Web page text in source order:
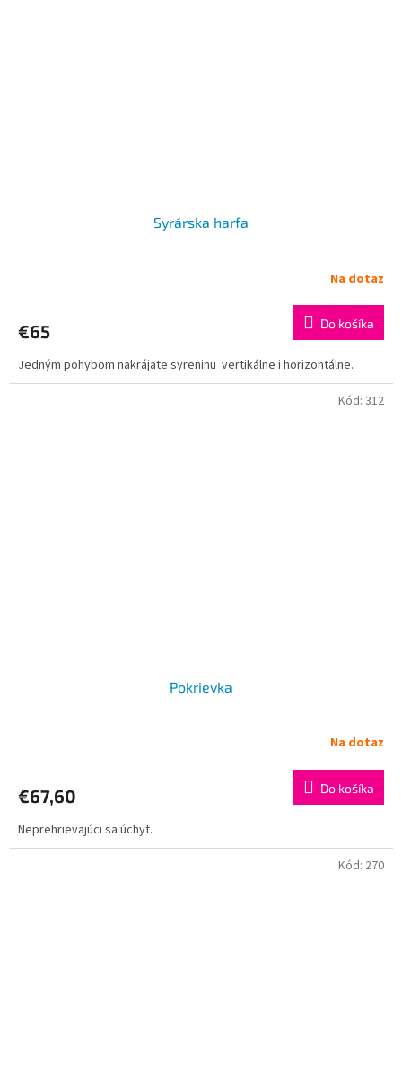
Syrárska harfa
Na dotaz
€65 Do košíka
Jedným pohybom nakrájate syreninu vertikálne i horizontálne.
Pokrievka
Na dotaz
€67,60 Do košíka
Neprehrievajúci sa úchyt.
Kód: 312
Kód: 270